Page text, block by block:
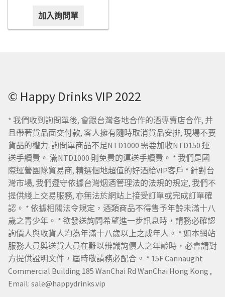
Français加入詢問單
© Happy Drinks VIP 2022
* 我們收到詢問單後, 會跟台灣各地合作的酒專賣店合作, 并
且帶著貨品面交付款, 客人擁有隨時取消貨品安排, 現場不要
貨品的權力. 詢問單商品不足NTD1000 需要加收NTD150 運
送手續費。 滿NTD1000 則免費的運送手續費。 * 我們是國
際運營團隊貿易商, 精選個地超值的好酒給VIP客戶 * 針對台
灣市場, 我們遵守依據台灣烟酒管理法的法規的規定, 我們不
提供綫上交易服務, 亦無法於網站上接受訂單或完成訂單確
認。 * 依據相關法令規定，酒類商品不得售予年齡未滿十八
歲之青少年。 * 欲發送詢問希望進一步訊息時，請務必確認
詢價人與收貨人均為年滿十八歲以上之成年人。 * 如本網站
服務人員與送貨人員在難以辨識詢價人之年齡時，必會請對
方提供證明文件，屆時敬請務必配合。 * 15F Cannaught
Commercial Building 185 WanChai Rd WanChai Hong Kong ,
Email: sale@happydrinks.vip